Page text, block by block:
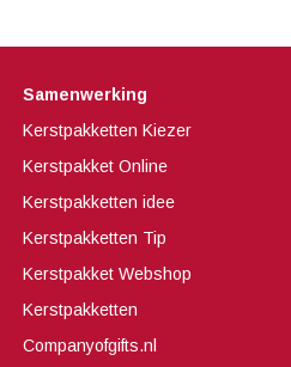
Samenwerking
Kerstpakketten Kiezer
Kerstpakket Online
Kerstpakketten idee
Kerstpakketten Tip
Kerstpakket Webshop
Kerstpakketten
Companyofgifts.nl